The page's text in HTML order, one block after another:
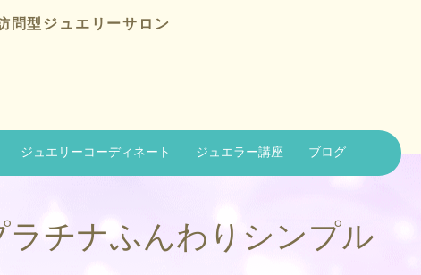
問型ジュエリーサロン
ジュエリーコーディネート ジュエラー講座 ブログ
チナふんわりシンプル